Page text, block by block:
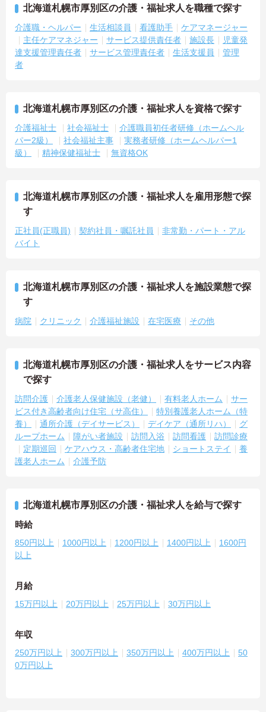
北海道札幌市厚別区の介護・福祉求人を職種で探す
介護職・ヘルパー 生活相談員 看護助手
ケアマネージャー
主任ケアマネジャー
サービス提供責任者 施設長
児童発
達支援管理責任者
サービス管理責任者 生活支援員
管理
者
北海道札幌市厚別区の介護・福祉求人を資格で探す
介護福祉士 社会福祉士
介護職員初任者研修（ホームヘル
パー2級）
社会福祉主事
実務者研修（ホームヘルパー1
級）
精神保健福祉士 無資格OK
北海道札幌市厚別区の介護・福祉求人を雇用形態で探
す
正社員(正職員) 契約社員・嘱託社員
非常勤・パート・アル
バイト
北海道札幌市厚別区の介護・福祉求人を施設業態で探
す
病院 クリニック 介護福祉施設 在宅医療 その他
北海道札幌市厚別区の介護・福祉求人をサービス内容
で探す
訪問介護 介護老人保健施設（老健） 有料老人ホーム
サー
ビス付き高齢者向け住宅（サ高住）
特別養護老人ホーム（特
養）
通所介護（デイサービス） デイケア（通所リハ）
グ
ループホーム
障がい者施設 訪問入浴 訪問看護
訪問診療
定期巡回
ケアハウス・高齢者住宅地 ショートステイ
養
護老人ホーム
介護予防
北海道札幌市厚別区の介護・福祉求人を給与で探す
時給
850円以上 1000円以上 1200円以上 1400円以上
1600円
以上
月給
15万円以上 20万円以上 25万円以上 30万円以上
年収
250万円以上 300万円以上 350万円以上 400万円以上
50
0万円以上